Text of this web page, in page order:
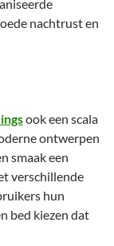
nachtrust en
ook een scala
ontwerpen
smaak een
verschillende
hun
bed kiezen dat